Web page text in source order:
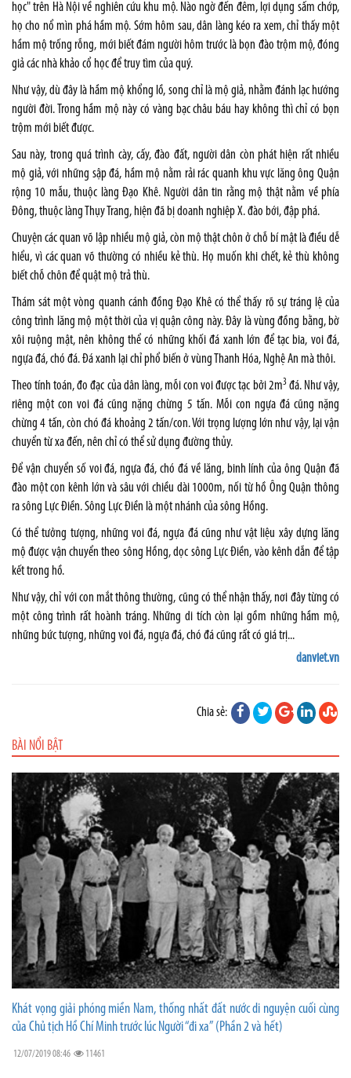
học" trên Hà Nội về nghiên cứu khu mộ. Nào ngờ đến đêm, lợi dụng sấm chớp,
họ cho nổ mìn phá hầm mộ. Sớm hôm sau, dân làng kéo ra xem, chỉ thấy một
hầm mộ trống rỗng, mới biết đám người hôm trước là bọn đào trộm mộ, đóng
giả các nhà khảo cổ học để truy tìm của quý.
Như vậy, dù đây là hầm mộ khổng lồ, song chỉ là mộ giả, nhằm đánh lạc hướng
người đời. Trong hầm mộ này có vàng bạc châu báu hay không thì chỉ có bọn
trộm mới biết được.
Sau này, trong quá trình cày, cấy, đào đất, người dân còn phát hiện rất nhiều
mộ giả, với những sập đá, hầm mộ nằm rải rác quanh khu vực lăng ông Quận
rộng 10 mẫu, thuộc làng Đạo Khê. Người dân tin rằng mộ thật nằm về phía
Đông, thuộc làng Thụy Trang, hiện đã bị doanh nghiệp X. đào bới, đập phá.
Chuyện các quan võ lập nhiều mộ giả, còn mộ thật chôn ở chỗ bí mật là điều dễ
hiểu, vì các quan võ thường có nhiều kẻ thù. Họ muốn khi chết, kẻ thù không
biết chỗ chôn để quật mộ trả thù.
Thám sát một vòng quanh cánh đồng Đạo Khê có thể thấy rõ sự tráng lệ của
công trình lăng mộ một thời của vị quận công này. Đây là vùng đồng bằng, bờ
xôi ruộng mật, nên không thể có những khối đá xanh lớn để tạc bia, voi đá,
ngựa đá, chó đá. Đá xanh lại chỉ phổ biến ở vùng Thanh Hóa, Nghệ An mà thôi.
Theo tính toán, đo đạc của dân làng, mỗi con voi được tạc bởi 2m3đá. Như vậy,
riêng một con voi đá cũng nặng chừng 5 tấn. Mỗi con ngựa đá cũng nặng
chừng 4 tấn, còn chó đá khoảng 2 tấn/con. Với trọng lượng lớn như vậy, lại vận
chuyển từ xa đến, nên chỉ có thể sử dụng đường thủy.
Để vận chuyển số voi đá, ngựa đá, chó đá về lăng, binh lính của ông Quận đã
đào một con kênh lớn và sâu với chiều dài 1000m, nối từ hồ Ông Quận thông
ra sông Lực Điền. Sông Lực Điền là một nhánh của sông Hồng.
Có thể tưởng tượng, những voi đá, ngựa đá cũng như vật liệu xây dựng lăng
mộ được vận chuyển theo sông Hồng, dọc sông Lực Điền, vào kênh dẫn để tập
kết trong hồ.
Như vậy, chỉ với con mắt thông thường, cũng có thể nhận thấy, nơi đây từng có
một công trình rất hoành tráng. Những di tích còn lại gồm những hầm mộ,
những bức tượng, những voi đá, ngựa đá, chó đá cũng rất có giá trị...
danviet.vn
Chia sẻ:
BÀI NỔI BẬT
Khát vọng giải phóng miền Nam, thống nhất đất nước di nguyện cuối cùng
của Chủ tịch Hồ Chí Minh trước lúc Người “đi xa” (Phần 2 và hết)
12/07/2019 08:46 11461